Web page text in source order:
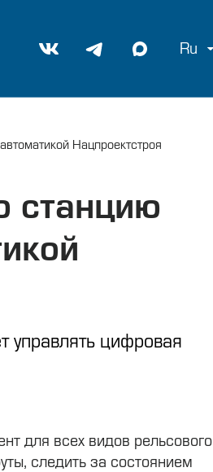
Ru
Нацпроектстроя
станцию
управлять цифровая
для всех видов рельсового
следить за состоянием